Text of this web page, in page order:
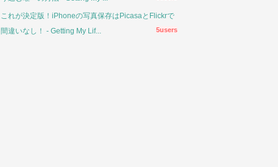
これが決定版！iPhoneの写真保存はPicasaとFlickrで
間違いなし！ - Getting My Lif...
5users